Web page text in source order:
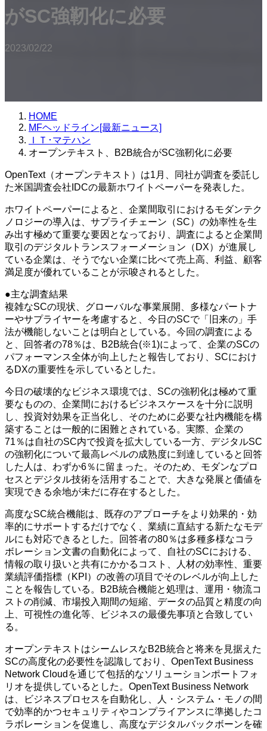
がSC強靭化に必要
2023/02/22
HOME
MFヘッドライン[最新ニュース]
ＩＴ･マテハン
オープンテキスト、B2B統合がSC強靭化に必要
OpenText（オープンテキスト）は1月、同社が調査を委託し
た米国調査会社IDCの最新ホワイトペーパーを発表した。
ホワイトペーパーによると、企業間取引におけるモダンテク
ノロジーの導入は、サプライチェーン（SC）の効率性を生
み出す極めて重要な要因となっており、調査によると企業間
取引のデジタルトランスフォーメーション（DX）が進展し
ている企業は、そうでない企業に比べて売上高、利益、顧客
満足度が優れていることが示唆されるとした。
●主な調査結果
複雑なSCの現状、グローバルな事業展開、多様なパートナ
ーやサプライヤーを考慮すると、今日のSCで「旧来の」手
法が機能しないことは明白としている。今回の調査による
と、回答者の78％は、B2B統合(※1)によって、企業のSCの
パフォーマンス全体が向上したと報告しており、SCにおけ
るDXの重要性を示しているとした。
今日の破壊的なビジネス環境では、SCの強靭化は極めて重
要なものの、企業間におけるビジネスケースを十分に説明
し、投資対効果を正当化し、そのために必要な社内機能を構
築することは一般的に困難とされている。実際、企業の
71％は自社のSC内で投資を拡大している一方、デジタルSC
の強靭化について最高レベルの成熟度に到達していると回答
した人は、わずか6％に留まった。そのため、モダンなプロ
セスとデジタル技術を活用することで、大きな発展と価値を
実現できる余地が未だに存在するとした。
高度なSC統合機能は、既存のアプローチをより効果的・効
率的にサポートするだけでなく、業績に直結する新たなモデ
ルにも対応できるとした。回答者の80％は多種多様なコラ
ボレーション文書の自動化によって、自社のSCにおける、
情報の取り扱いと共有にかかるコスト、人材の効率性、重要
業績評価指標（KPI）の改善の項目でそのレベルが向上した
ことを報告している。B2B統合機能と処理は、運用・物流コ
ストの削減、市場投入期間の短縮、データの品質と精度の向
上、可視性の進化等、ビジネスの最優先事項と合致してい
る。
オープンテキストはシームレスなB2B統合と将来を見据えた
SCの高度化の必要性を認識しており、OpenText Business
Network Cloudを通じて包括的なソリューションポートフォ
リオを提供しているとした。OpenText Business Network
は、ビジネスプロセスを自動化し、人・システム・モノの間
で効率的かつセキュリティやコンプライアンスに準拠したコ
ラボレーションを促進し、高度なデジタルバックボーンを確